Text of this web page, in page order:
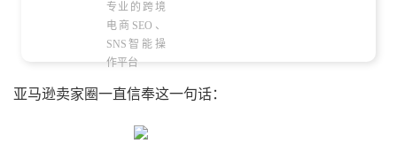
专业的跨境
电商SEO、
SNS智能操
作平台
亚马逊卖家圈一直信奉这一句话：